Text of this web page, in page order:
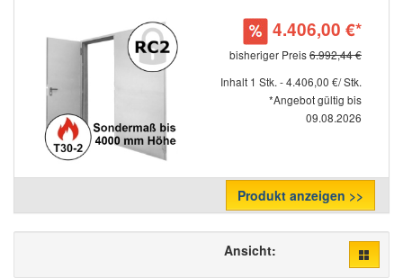
4.406,00 €*
bisheriger Preis6.992,44 €
Inhalt 1 Stk. - 4.406,00 €/ Stk.
*Angebot gültig bis
09.08.2026
Produkt anzeigen >>
Ansicht: